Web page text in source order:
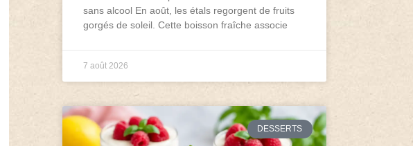
sans alcool En août, les étals regorgent de fruits
gorgés de soleil. Cette boisson fraîche associe
7 août 2026
DESSERTS